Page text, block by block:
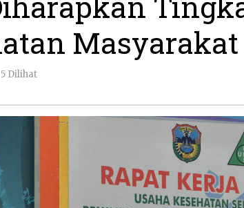
Derajat
Kesehatan
Pacitan
5 Dilihat